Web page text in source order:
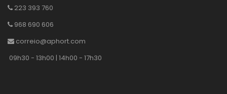
223 393 760
968 690 606
correio@aphort.com
09h30 - 13h00 | 14h00 - 17h30